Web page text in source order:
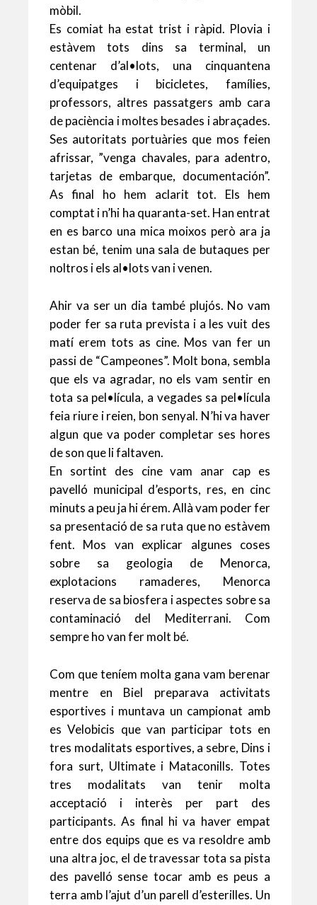
mòbil.
Es comiat ha estat trist i ràpid. Plovia i
estàvem tots dins sa terminal, un
centenar d’al•lots, una cinquantena
d’equipatges i bicicletes, famílies,
professors, altres passatgers amb cara
de paciència i moltes besades i abraçades.
Ses autoritats portuàries que mos feien
afrissar, ”venga chavales, para adentro,
tarjetas de embarque, documentación”.
As final ho hem aclarit tot. Els hem
comptat i n’hi ha quaranta-set. Han entrat
en es barco una mica moixos però ara ja
estan bé, tenim una sala de butaques per
noltros i els al•lots van i venen.
Ahir va ser un dia també plujós. No vam
poder fer sa ruta prevista i a les vuit des
matí erem tots as cine. Mos van fer un
passi de “Campeones”. Molt bona, sembla
que els va agradar, no els vam sentir en
tota sa pel•lícula, a vegades sa pel•lícula
feia riure i reien, bon senyal. N’hi va haver
algun que va poder completar ses hores
de son que li faltaven.
En sortint des cine vam anar cap es
pavelló municipal d’esports, res, en cinc
minuts a peu ja hi érem. Allà vam poder fer
sa presentació de sa ruta que no estàvem
fent. Mos van explicar algunes coses
sobre sa geologia de Menorca,
explotacions ramaderes, Menorca
reserva de sa biosfera i aspectes sobre sa
contaminació del Mediterrani. Com
sempre ho van fer molt bé.
Com que teníem molta gana vam berenar
mentre en Biel preparava activitats
esportives i muntava un campionat amb
es Velobicis que van participar tots en
tres modalitats esportives, a sebre, Dins i
fora surt, Ultimate i Mataconills. Totes
tres modalitats van tenir molta
acceptació i interès per part des
participants. As final hi va haver empat
entre dos equips que es va resoldre amb
una altra joc, el de travessar tota sa pista
des pavelló sense tocar amb es peus a
terra amb l’ajut d’un parell d’esterilles. Un